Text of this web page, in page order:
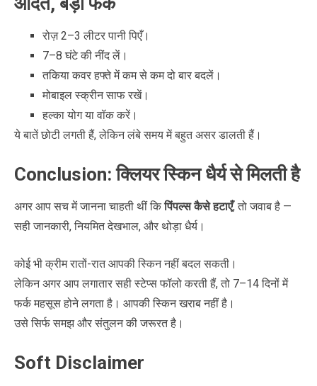
रोज़ 2–3 लीटर पानी पिएँ।
7–8 घंटे की नींद लें।
तकिया कवर हफ्ते में कम से कम दो बार बदलें।
मोबाइल स्क्रीन साफ रखें।
हल्का योग या वॉक करें।
ये बातें छोटी लगती हैं, लेकिन लंबे समय में बहुत असर डालती हैं।
Conclusion: क्लियर स्किन धैर्य से मिलती है
अगर आप सच में जानना चाहती थीं किपिंपल्स कैसे हटाएँ, तो जवाब है —
सही जानकारी, नियमित देखभाल, और थोड़ा धैर्य।
कोई भी क्रीम रातों-रात आपकी स्किन नहीं बदल सकती।
लेकिन अगर आप लगातार सही स्टेप्स फॉलो करती हैं, तो 7–14 दिनों में
फर्क महसूस होने लगता है। आपकी स्किन खराब नहीं है।
उसे सिर्फ समझ और संतुलन की जरूरत है।
Soft Disclaimer